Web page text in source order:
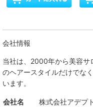
会社情報
当社は、 2000年から美容サ
のヘアースタイルだけでな
います。
会社名
株式会社アデプト